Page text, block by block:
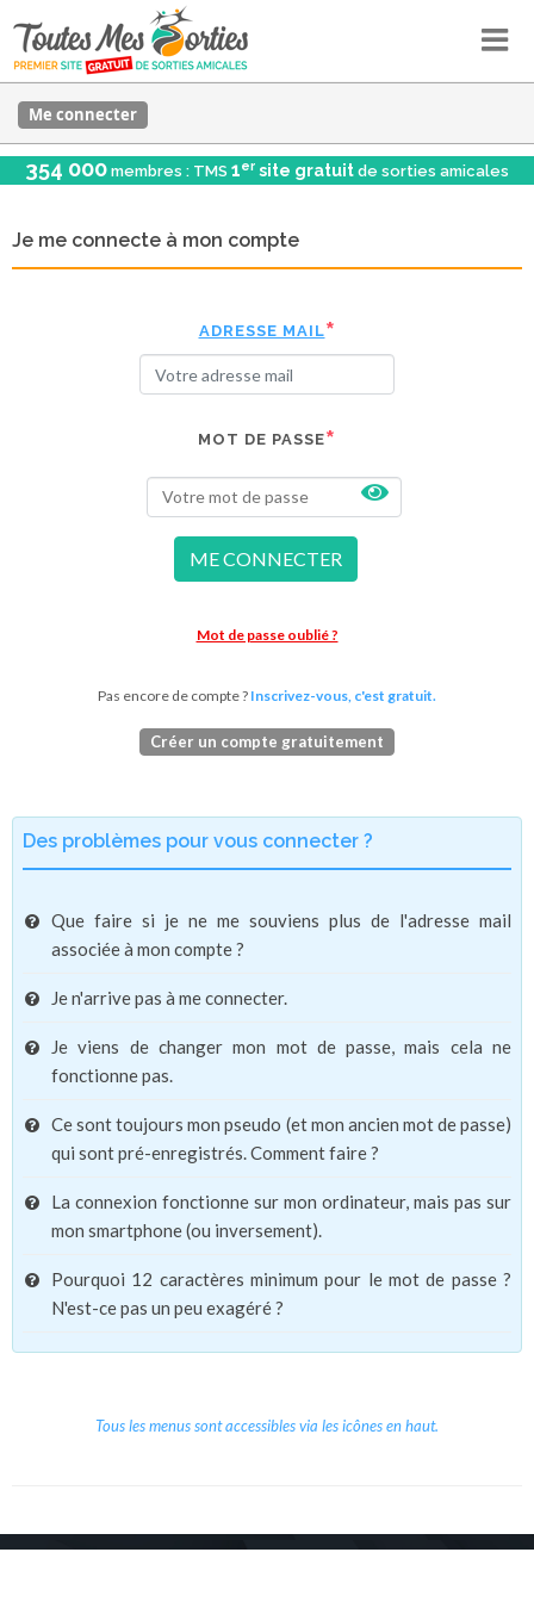
Me connecter
354 000 membres : TMS 1er site gratuit de sorties amicales
Je me connecte à mon compte
ADRESSE MAIL
MOT DE PASSE
ME CONNECTER
Mot de passe oublié ?
Pas encore de compte ? Inscrivez-vous, c'est gratuit.
Créer un compte gratuitement
Des problèmes pour vous connecter ?
Que faire si je ne me souviens plus de l'adresse mail
associée à mon compte ?
Je n'arrive pas à me connecter.
Je viens de changer mon mot de passe, mais cela ne
fonctionne pas.
Ce sont toujours mon pseudo (et mon ancien mot de passe)
qui sont pré-enregistrés. Comment faire ?
La connexion fonctionne sur mon ordinateur, mais pas sur
mon smartphone (ou inversement).
Pourquoi 12 caractères minimum pour le mot de passe ?
N'est-ce pas un peu exagéré ?
Tous les menus sont accessibles via les icônes en haut.